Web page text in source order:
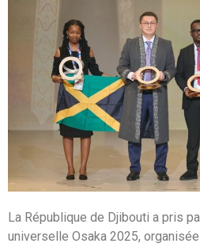
La République de Djibouti a pris
universelle Osaka 2025,